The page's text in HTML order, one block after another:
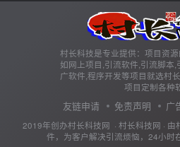
村长科技是专业提供：项目资
如网上项目,引流软件,引流脚本,
广软件,程序开发等项目就选村
项目定制各种
友链申请 免责声明 广
2019年创办村长科技网 · 村长科技网 · 由
件，为客户解决引流烦恼，24小时